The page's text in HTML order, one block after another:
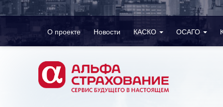
О проекте Новости КАСКО ОСАГО